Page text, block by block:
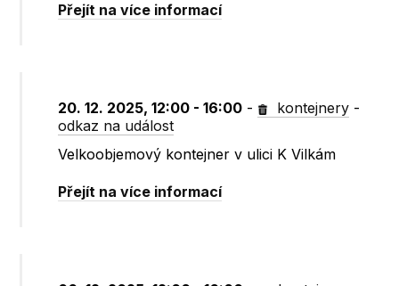
Přejít na více informací
20. 12. 2025, 12:00 - 16:00 - kontejnery -
odkaz na událost
Velkoobjemový kontejner v ulici K Vilkám
Přejít na více informací